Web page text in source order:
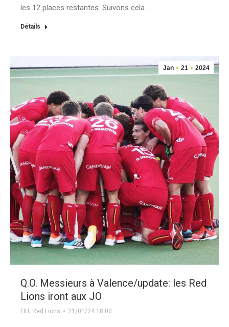
les 12 places restantes. Suivons cela…
Détails
Jan 21 2024
Q.O. Messieurs à Valence/update: les Red
Lions iront aux JO
FIH , Red Lions 21/01/24 18:00